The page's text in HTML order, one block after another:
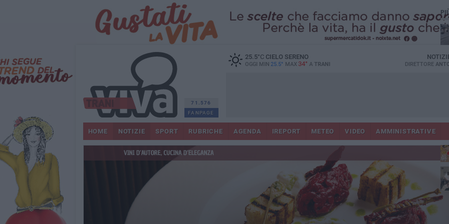
71.576
FANPAGE
25.5°CCIELO SERENO
OGGI MIN 25.5° MAX 34° A TRANI DIRETTORE
HOME NOTIZIE SPORT RUBRICHE AGENDA IREPORT METEO VIDEO AMMINISTRATIVE